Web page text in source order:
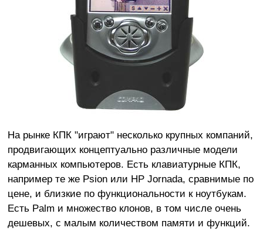
На рынке КПК "играют" несколько крупных компаний,
продвигающих концептуально различные модели
карманных компьютеров. Есть клавиатурные КПК,
например те же Psion или HP Jornada, сравнимые по
цене, и близкие по функциональности к ноутбукам.
Есть Palm и множество клонов, в том числе очень
дешевых, с малым количеством памяти и функций.